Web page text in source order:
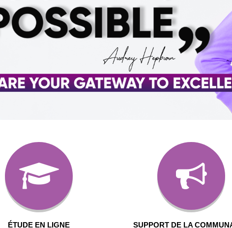
ÉTUDE EN LIGNE SUPPORT DE LA